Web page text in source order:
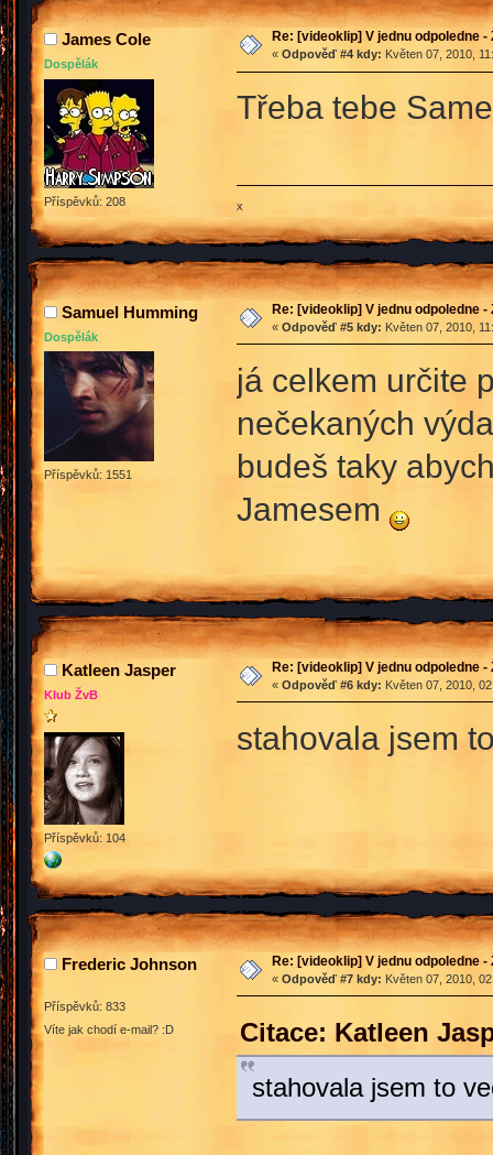
James Cole
Dospělák
Příspěvků: 208
Re: [videoklip] V jednu odpoledne
« Odpověď #4 kdy: Květen 07, 2010,
Třeba tebe
x
Samuel Humming
Dospělák
Příspěvků: 1551
Re: [videoklip] V jednu odpoledne
« Odpověď #5 kdy: Květen 07, 2010,
já celkem určite
nečekaných
budeš taky
Jamesem
Katleen Jasper
Klub ŽvB
Příspěvků: 104
Re: [videoklip] V jednu odpoledne
« Odpověď #6 kdy: Květen 07, 2010,
stahovala jsem
Frederic Johnson
Příspěvků: 833
Víte jak chodí e-mail? :D
Re: [videoklip] V jednu odpoledne
« Odpověď #7 kdy: Květen 07, 2010,
Citace: Katleen
stahovala jsem to